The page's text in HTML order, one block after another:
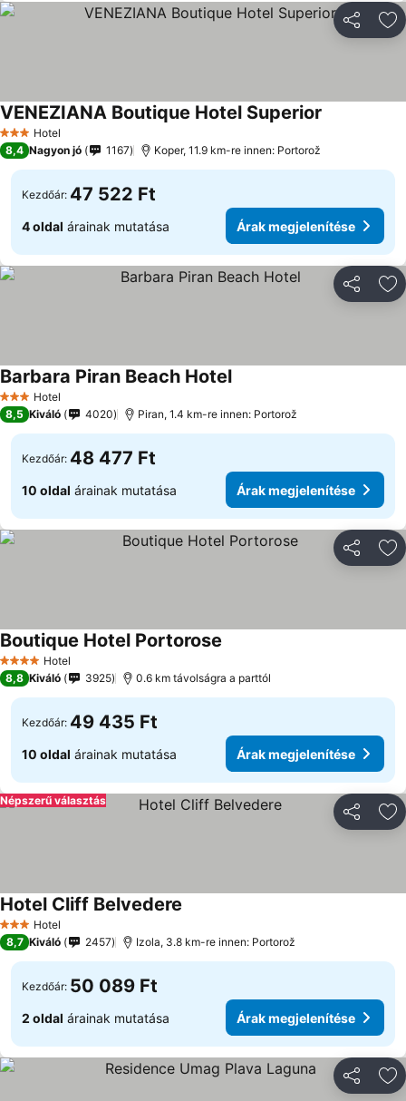
3 Kategória
Hotel
VENEZIANA Boutique Hotel Superior
8,4 Nagyon jó 1167 Koper, 11.9 km-re innen: Portorož
Kezdőár: 47 522 Ft
4 oldal árainak mutatása Árak megjelenítése
3 Kategória
Hotel
Barbara Piran Beach Hotel
8,5 Kiváló 4020 Piran, 1.4 km-re innen: Portorož
Kezdőár: 48 477 Ft
10 oldal árainak mutatása Árak megjelenítése
4 KategóriaHotel
Boutique Hotel Portorose
8,8 Kiváló 3925 0.6 km távolságra a parttól
Kezdőár: 49 435 Ft
10 oldal árainak mutatása Árak megjelenítése
Népszerű választás
3 Kategória
Hotel
Hotel Cliff Belvedere
8,7 Kiváló 2457 Izola, 3.8 km-re innen: Portorož
Kezdőár: 50 089 Ft
2 oldal árainak mutatása Árak megjelenítése